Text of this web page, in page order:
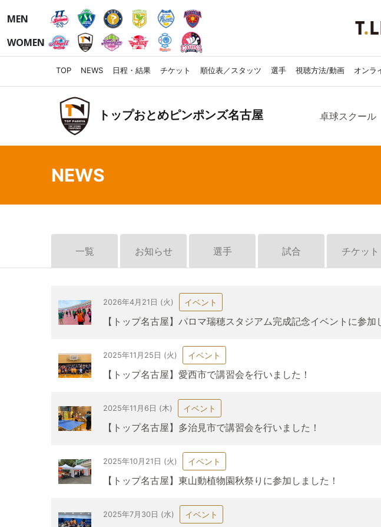
MEN
WOMEN
TOP NEWS 日程・結果 チケット 順位表／スタッツ 選手 視聴方法/動画 オンラ
トップおとめピンポンズ名古屋 卓球スクール
NEWS
一覧 お知らせ 選手 試合 チケット
2026年4月21日 (火) イベント
【トップ名古屋】パロマ瑞穂スタジアム完成記念イベントに参加
2025年11月25日 (火) イベント
【トップ名古屋】愛西市で講習会を行いました！
2025年11月6日 (木) イベント
【トップ名古屋】多治見市で講習会を行いました！
2025年10月21日 (火) イベント
【トップ名古屋】東山動植物園秋祭りに参加しました！
2025年7月30日 (水) イベント